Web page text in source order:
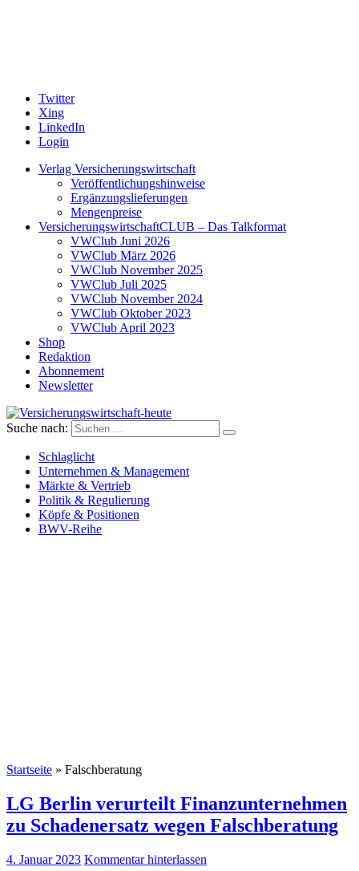
Twitter
Xing
LinkedIn
Login
Verlag Versicherungswirtschaft
Veröffentlichungshinweise
Ergänzungslieferungen
Mengenpreise
VersicherungswirtschaftCLUB – Das Talkformat
VWClub Juni 2026
VWClub März 2026
VWClub November 2025
VWClub Juli 2025
VWClub November 2024
VWClub Oktober 2023
VWClub April 2023
Shop
Redaktion
Abonnement
Newsletter
Versicherungswirtschaft-heute
Suche nach:
Schlaglicht
Unternehmen & Management
Märkte & Vertrieb
Politik & Regulierung
Köpfe & Positionen
BWV-Reihe
Startseite » Falschberatung
LG Berlin verurteilt Finanzunternehmen
zu Schadenersatz wegen Falschberatung
4. Januar 2023 Kommentar hinterlassen